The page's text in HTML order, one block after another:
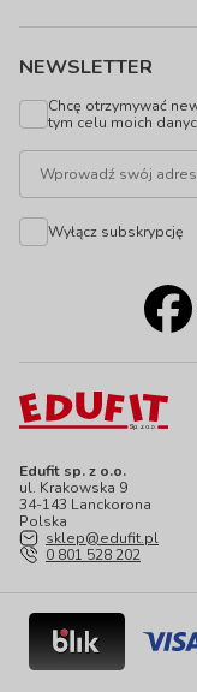
Edufit sp. z o.o.
ul. Krakowska 9
34-143 Lanckorona
Polska
sklep@edufit.pl
0 801 528 202
NEWSLETTER
Chcę otrzymywać
tym celu moich
Wyłącz subskrypcję